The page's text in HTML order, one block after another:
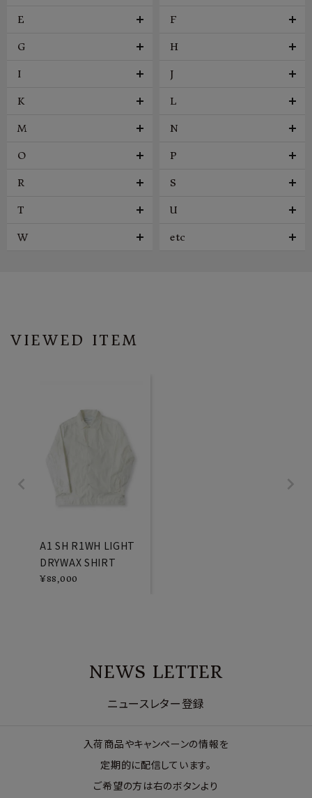
E F
G H
I J
K L
M N
O P
R S
T U
W etc
VIEWED ITEM
A1 SH R1WH LIGHT
DRYWAX SHIRT
¥88,000
NEWS LETTER
ニュースレター登録
入荷商品やキャンペーンの情報を
定期的に配信しています。
ご希望の方は右のボタンより